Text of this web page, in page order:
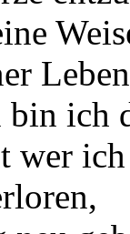
bin ich
wer